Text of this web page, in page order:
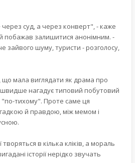
через суд, а через конверт", - каже
побажав залишитися анонімним. -
зайвого шуму, туристи - розголосу,
що мала виглядати як драма про
швидше нагадує типовий побутовий
"по-тихому". Проте саме ця
й правдою, між мемом і
в кілька кліків, а мораль
історії нерідко звучать